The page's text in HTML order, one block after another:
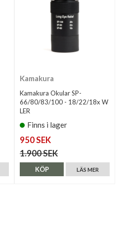
Kamakura
Kamakura Okular SP-
66/80/83/100 - 18/22/18x W
LER
Finns i lager
950 SEK
1.900 SEK
LÄS MER
KÖP